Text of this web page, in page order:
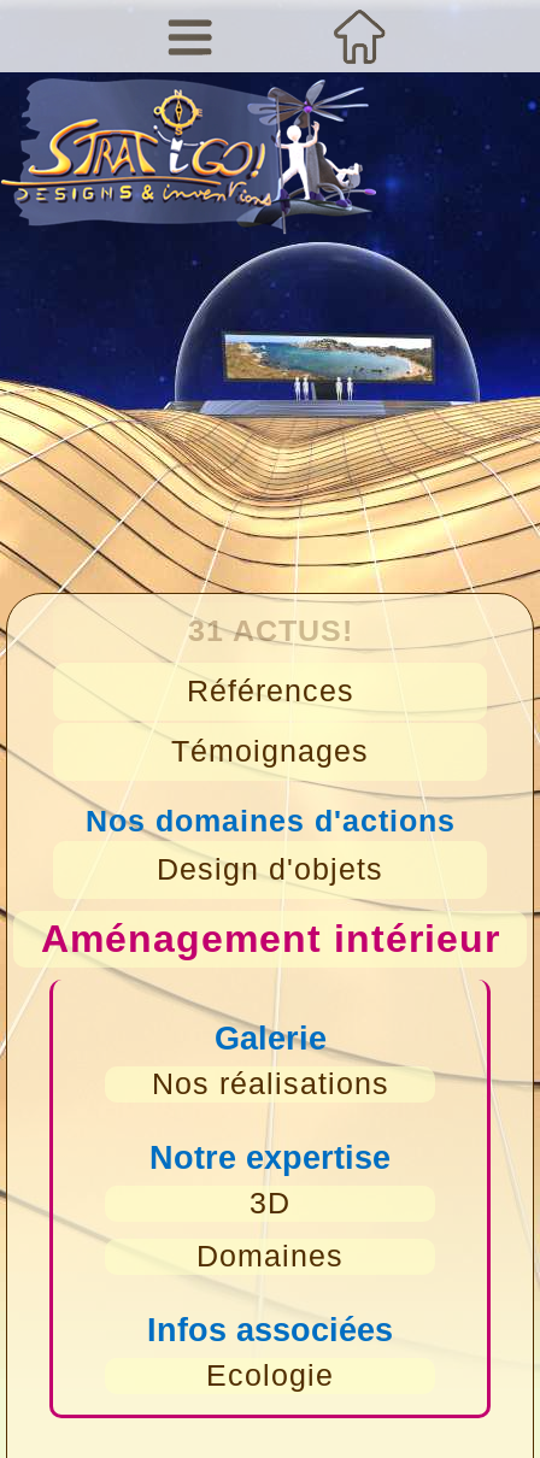
31 ACTUS!
Références
Témoignages
Nos domaines d'actions
Design d'objets
Aménagement intérieur
Galerie
Nos réalisations
Notre expertise
3D
Domaines
Infos associées
Ecologie